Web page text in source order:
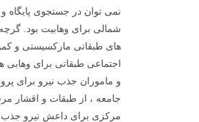
نمی توان در جستجوی پایگاه
شمالی برای وهابیت بود.
های طبقاتی مارکسیستی و
اجتماعی طبقاتی برای وهابی
و ماموران جذب نیرو برای
جامعه ، از طبقات و اقشار
مرکزی برای داعش نیرو جذب